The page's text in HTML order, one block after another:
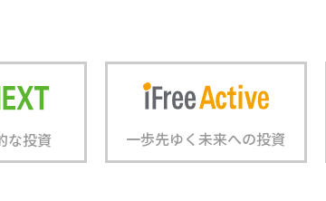
な投資 一歩先ゆく未来への投資